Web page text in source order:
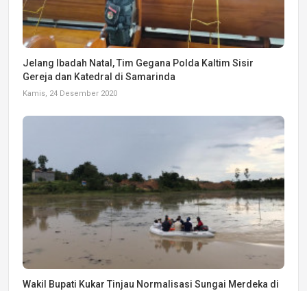
Jelang Ibadah Natal, Tim Gegana Polda Kaltim Sisir
Gereja dan Katedral di Samarinda
Kamis, 24 Desember 2020
Wakil Bupati Kukar Tinjau Normalisasi Sungai Merdeka di